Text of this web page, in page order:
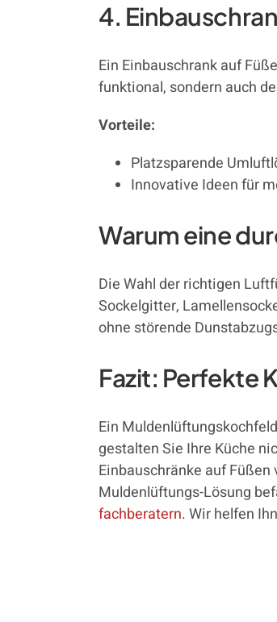
4.
Ein Einbauschrank auf
funktional, sondern auch
Vorteile:
Platzsparende
Innovative Ideen für
Warum eine
Die Wahl der richtigen
Sockelgitter,
ohne störende
Fazit: Perfekte
Ein
gestalten Sie Ihre Küche
Einbauschränke auf
Muldenlüftungs-Lösung
fachberatern. Wir helfen